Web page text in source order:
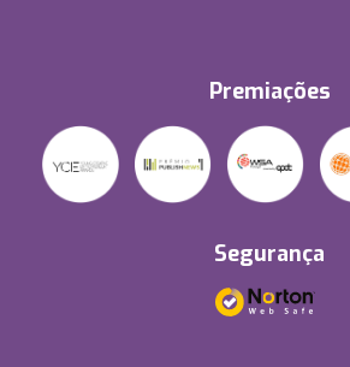
Premiações
Segurança